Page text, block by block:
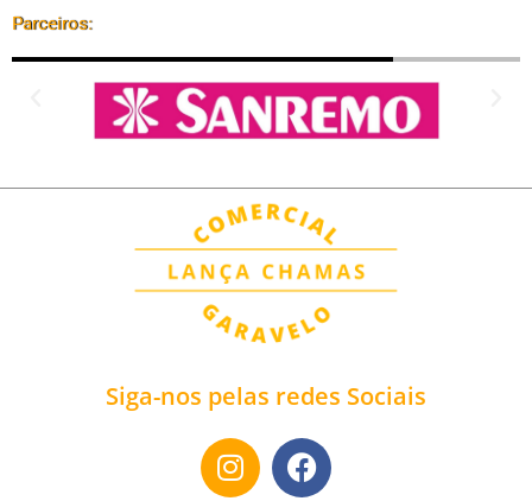
Parceiros:
Siga-nos pelas redes Sociais